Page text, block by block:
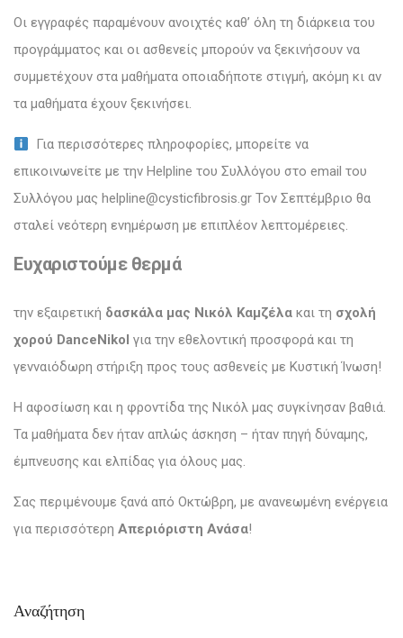
Οι εγγραφές παραμένουν ανοιχτές καθ’ όλη τη διάρκεια του
προγράμματος και οι ασθενείς μπορούν να ξεκινήσουν να
συμμετέχουν στα μαθήματα οποιαδήποτε στιγμή, ακόμη κι αν
τα μαθήματα έχουν ξεκινήσει.
Για περισσότερες πληροφορίες, μπορείτε να
επικοινωνείτε με την Helpline του Συλλόγου στο email του
Συλλόγου μας helpline@cysticfibrosis.gr Τον Σεπτέμβριο θα
σταλεί νεότερη ενημέρωση με επιπλέον λεπτομέρειες.
Ευχαριστούμε θερμά
την εξαιρετική δασκάλα μας Νικόλ Καμζέλα και τη σχολή
χορού DanceNikol για την εθελοντική προσφορά και τη
γενναιόδωρη στήριξη προς τους ασθενείς με Κυστική Ίνωση!
Η αφοσίωση και η φροντίδα της Νικόλ μας συγκίνησαν βαθιά.
Τα μαθήματα δεν ήταν απλώς άσκηση – ήταν πηγή δύναμης,
έμπνευσης και ελπίδας για όλους μας.
Σας περιμένουμε ξανά από Οκτώβρη, με ανανεωμένη ενέργεια
για περισσότερη Απεριόριστη Ανάσα!
Αναζήτηση